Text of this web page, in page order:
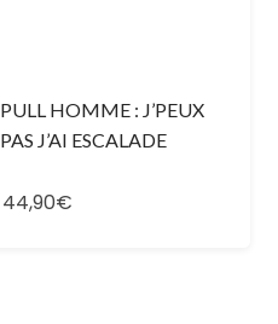
PULL HOMME : J’PEUX
PAS J’AI ESCALADE
44,90€